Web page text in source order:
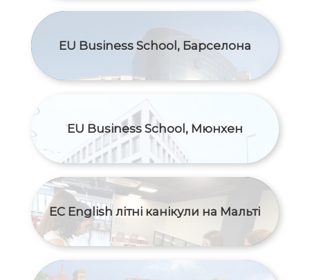
EU Business School, Барселона
EU Business School, Мюнхен
EC English літні канікули на Мальті